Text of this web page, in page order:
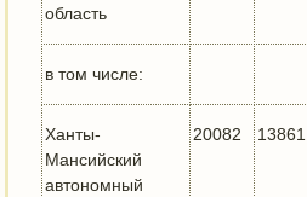
область
в том числе:
Ханты-
Мансийский
автономный
20082 13861